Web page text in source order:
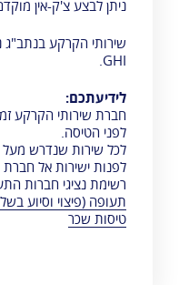
ניתן לבצע צ'ק-אין
שירותי הקרקע בנתב"ג
GHI
לידיעתכם:
לפני הטיסה.
לפנות ישירות אל
רשימת נציגי חברות
תעופה (פיצוי וסיוע
טיסות שכר